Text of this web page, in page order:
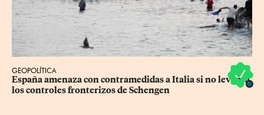
GEOPOLÍTICA
España amenaza con contramedidas a Italia si no levanta
los controles fronterizos de Schengen